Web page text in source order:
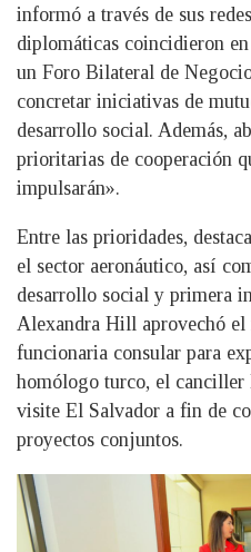
informó a través de sus
diplomáticas coincidieron
un Foro Bilateral de
concretar iniciativas de
desarrollo social. Además,
prioritarias de cooperación
impulsarán».
Entre las prioridades,
el sector aeronáutico, así
desarrollo social y primera
Alexandra Hill aprovechó
funcionaria consular para
homólogo turco, el
visite El Salvador a fin de
proyectos conjuntos.